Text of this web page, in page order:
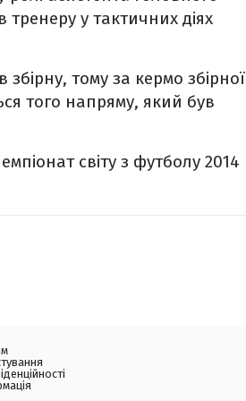
у тактичних діях
збірну, тому за кермо збірної
того напряму, який був
світу з футболу 2014